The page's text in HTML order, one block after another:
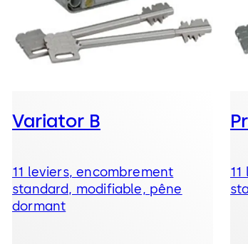
Variator B
11 leviers, encombrement
standard, modifiable, pêne
dormant